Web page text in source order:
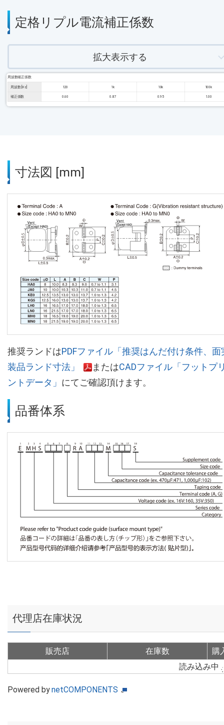
定格リプル電流補正係数
拡大表示する
周波数補正係数
周波数 [Hz] 120 1k 10k 100k
補正係数 0.60 0.87 0.95 1.00
寸法図 [mm]
推奨ランドはPDFファイル「推奨はんだ付け条件、面
装品ランド寸法」
またはCADファイル「フットプ
ントデータ」 にてご確認頂けます。
品番体系
代理店在庫状況
販売店 在庫数
購
読み込み中
Powered bynetCOMPONENTS